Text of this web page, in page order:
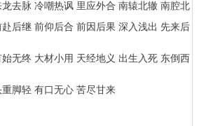
去脉 冷嘲热讽 里应外合 南辕北辙 南腔北
后继 前仰后合 前因后果 深入浅出 先来后
无终 大材小用 天经地义 出生入死 东倒西
脚轻 有口无心 苦尽甘来